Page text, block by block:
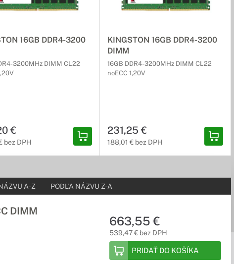
16GB DDR4-3200
3200MHz DIMM CL22
€
bez DPH
KINGSTON 16GB DDR4-3200
DIMM
16GB DDR4-3200MHz DIMM CL22
noECC 1,20V
231,25 €
188,01 € bez DPH
A-Z PODĽA NÁZVU Z-A
DIMM
663,55 €
539,47 € bez DPH
PRIDAŤ DO KOŠÍKA